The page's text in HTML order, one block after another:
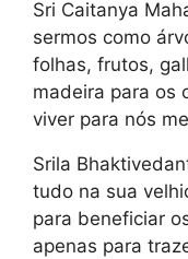
Sri Caitanya
sermos como
folhas, frutos,
madeira para os
viver para nós
Srila
tudo na sua
para beneficiar
apenas para